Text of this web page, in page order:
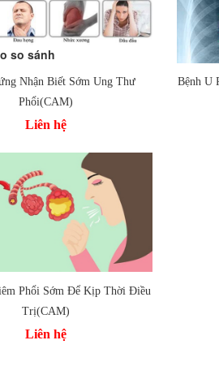
so sánh
Nhận Biết Sớm Ung Thư
Phổi(CAM)
Liên hệ
Bệnh U
so sánh
Phổi Sớm Để Kịp Thời Điều
Trị(CAM)
Liên hệ